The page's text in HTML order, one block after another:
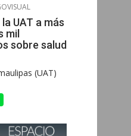
UAT a más
mil
sobre salud
(UAT)